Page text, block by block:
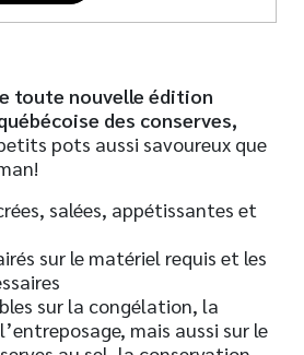
toute nouvelle édition
des conserves,
pots aussi savoureux que
salées, appétissantes et
sur le matériel requis et les
sur la congélation, la
mais aussi sur le